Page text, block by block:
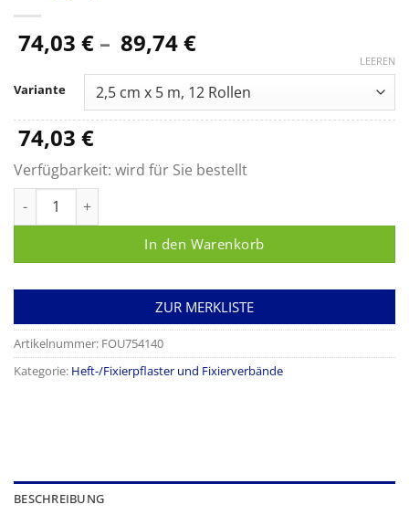
74,03 € – 89,74€Preisspanne:
bis
89,74 €
Variante
LEEREN
74,03 €
Verfügbarkeit: wird für Sie bestellt
In den Warenkorb
ZUR MERKLISTE
Artikelnummer: FOU754140
Kategorie: Heft-/Fixierpflaster und Fixierverbände
BESCHREIBUNG